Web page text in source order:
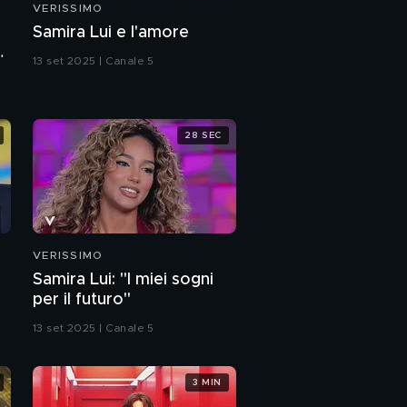
Pierangela e Marcello:
genitori"
Cate Lumina di "Amici"
e l'amore
Cate Lumina in
Chiara Balistreri: "L'ex
l'intervista integrale
VERISSIMO
Samira Lui e l'amore
13 set 2025 | Canale 5
VERISSIMO
Samira Lui: "I miei sogni
per il futuro"
13 set 2025 | Canale 5
28 SEC
3 MIN